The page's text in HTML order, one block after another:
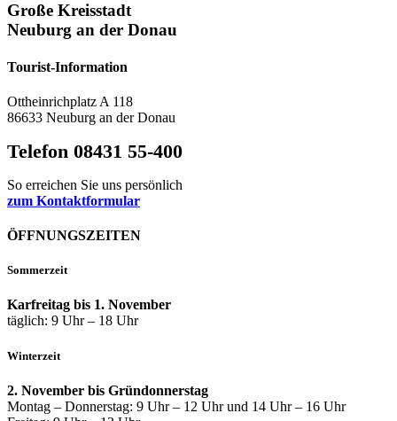
Große Kreisstadt
Neuburg an der Donau
Tourist-Information
Ottheinrichplatz A 118
86633 Neuburg an der Donau
Telefon 08431 55-400
So erreichen Sie uns persönlich
zum Kontaktformular
ÖFFNUNGSZEITEN
Sommerzeit
Karfreitag bis 1. November
täglich: 9 Uhr – 18 Uhr
Winterzeit
2. November bis Gründonnerstag
Montag – Donnerstag: 9 Uhr – 12 Uhr und 14 Uhr – 16 Uhr